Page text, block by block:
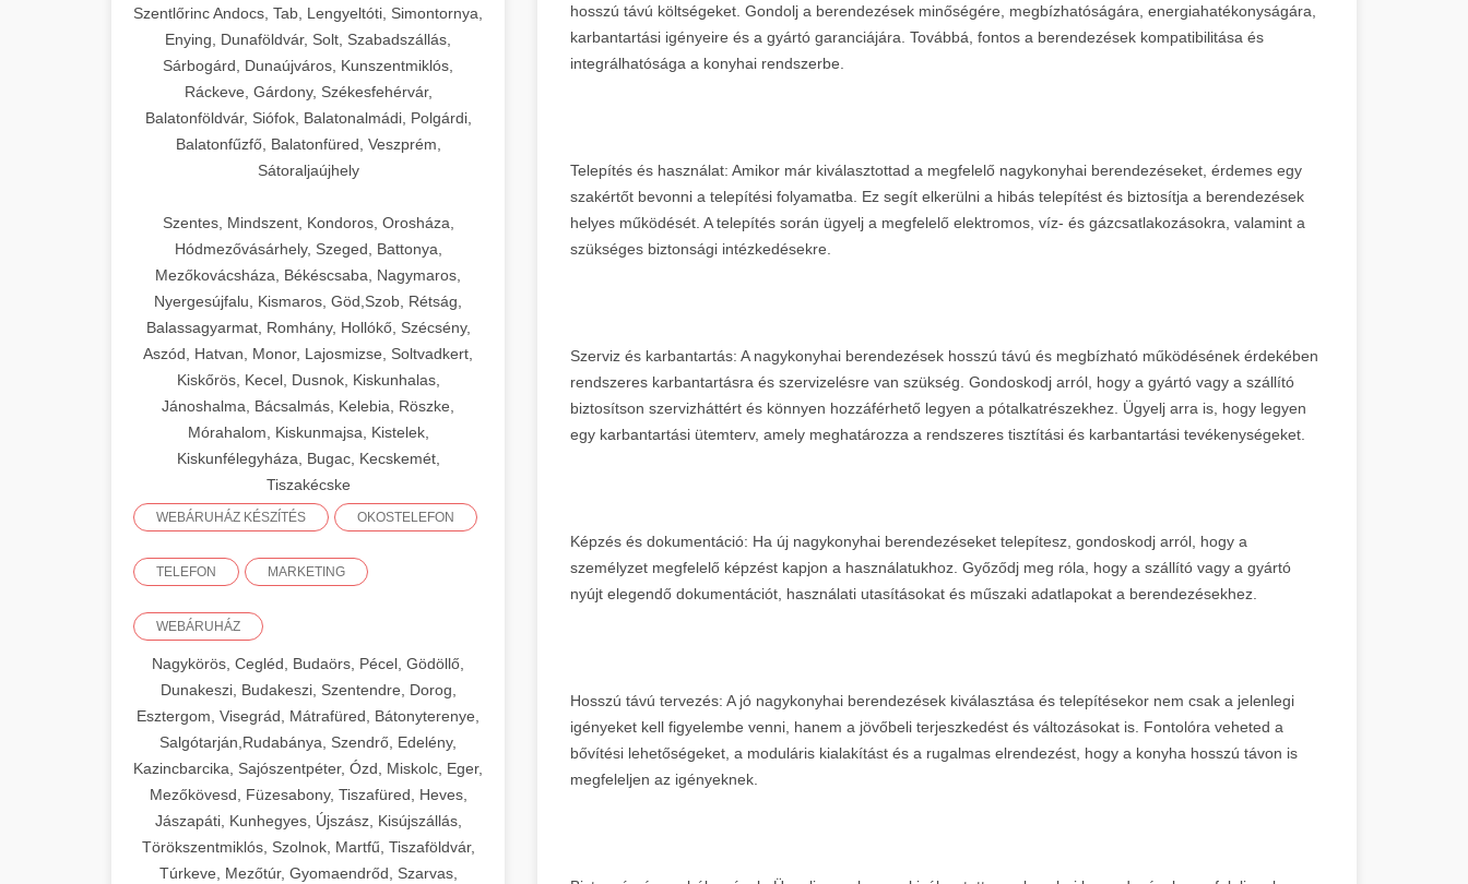
Szentlőrinc Andocs, Tab, Lengyeltóti, Simontornya,
Enying, Dunaföldvár, Solt, Szabadszállás,
Sárbogárd, Dunaújváros, Kunszentmiklós,
Ráckeve, Gárdony, Székesfehérvár,
Balatonföldvár, Siófok, Balatonalmádi, Polgárdi,
Balatonfűzfő, Balatonfüred, Veszprém,
Sátoraljaújhely
Szentes, Mindszent, Kondoros, Orosháza,
Hódmezővásárhely, Szeged, Battonya,
Mezőkovácsháza, Békéscsaba, Nagymaros,
Nyergesújfalu, Kismaros, Göd,Szob, Rétság,
Balassagyarmat, Romhány, Hollókő, Szécsény,
Aszód, Hatvan, Monor, Lajosmizse, Soltvadkert,
Kiskőrös, Kecel, Dusnok, Kiskunhalas,
Jánoshalma, Bácsalmás, Kelebia, Röszke,
Mórahalom, Kiskunmajsa, Kistelek,
Kiskunfélegyháza, Bugac, Kecskemét,
Tiszakécske
WEBÁRUHÁZ KÉSZÍTÉS OKOSTELEFON
TELEFON MARKETING
WEBÁRUHÁZ
Nagykörös, Cegléd, Budaörs, Pécel, Gödöllő,
Dunakeszi, Budakeszi, Szentendre, Dorog,
Esztergom, Visegrád, Mátrafüred, Bátonyterenye,
Salgótarján,Rudabánya, Szendrő, Edelény,
Kazincbarcika, Sajószentpéter, Ózd, Miskolc, Eger,
Mezőkövesd, Füzesabony, Tiszafüred, Heves,
Jászapáti, Kunhegyes, Újszász, Kisújszállás,
Törökszentmiklós, Szolnok, Martfű, Tiszaföldvár,
Túrkeve, Mezőtúr, Gyomaendrőd, Szarvas,
hosszú távú költségeket. Gondolj a berendezések minőségére, megbízhatóságára, energiahatékonyságára,
karbantartási igényeire és a gyártó garanciájára. Továbbá, fontos a berendezések kompatibilitása és
integrálhatósága a konyhai rendszerbe.
Telepítés és használat: Amikor már kiválasztottad a megfelelő nagykonyhai berendezéseket, érdemes egy
szakértőt bevonni a telepítési folyamatba. Ez segít elkerülni a hibás telepítést és biztosítja a berendezések
helyes működését. A telepítés során ügyelj a megfelelő elektromos, víz- és gázcsatlakozásokra, valamint a
szükséges biztonsági intézkedésekre.
Szerviz és karbantartás: A nagykonyhai berendezések hosszú távú és megbízható működésének érdekében
rendszeres karbantartásra és szervizelésre van szükség. Gondoskodj arról, hogy a gyártó vagy a szállító
biztosítson szervizháttért és könnyen hozzáférhető legyen a pótalkatrészekhez. Ügyelj arra is, hogy legyen
egy karbantartási ütemterv, amely meghatározza a rendszeres tisztítási és karbantartási tevékenységeket.
Képzés és dokumentáció: Ha új nagykonyhai berendezéseket telepítesz, gondoskodj arról, hogy a
személyzet megfelelő képzést kapjon a használatukhoz. Győződj meg róla, hogy a szállító vagy a gyártó
nyújt elegendő dokumentációt, használati utasításokat és műszaki adatlapokat a berendezésekhez.
Hosszú távú tervezés: A jó nagykonyhai berendezések kiválasztása és telepítésekor nem csak a jelenlegi
igényeket kell figyelembe venni, hanem a jövőbeli terjeszkedést és változásokat is. Fontolóra veheted a
bővítési lehetőségeket, a moduláris kialakítást és a rugalmas elrendezést, hogy a konyha hosszú távon is
megfeleljen az igényeknek.